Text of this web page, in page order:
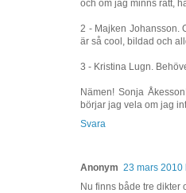
och om jag minns rätt,
2 - Majken Johansson.
är så cool, bildad och
3 - Kristina Lugn.
Nämen! Sonja
börjar jag vela om jag
Svara
Anonym 23 mars 2010
Nu finns både tre dikter